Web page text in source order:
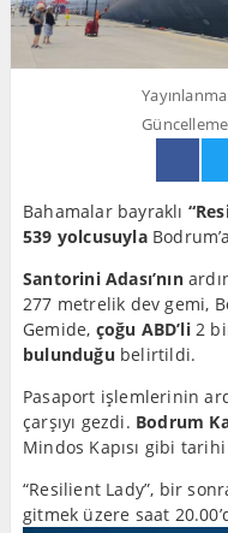
Bahamalar bayraklı
539 yolcusuyla
Santorini Adası’nın
277 metrelik dev gemi,
Gemide, çoğu ABD’li2
bulunduğu belirtildi.
Pasaport işlemlerinin
çarşıyı gezdi. Bodrum
Mindos Kapısı gibi
“Resilient Lady”, bir
gitmek üzere saat